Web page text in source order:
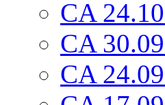
CA
CA
CA